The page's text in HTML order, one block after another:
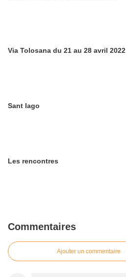
Via Tolosana du 21 au 28 avril 2022
Sant Iago
Les rencontres
Commentaires
Ajouter un commentaire